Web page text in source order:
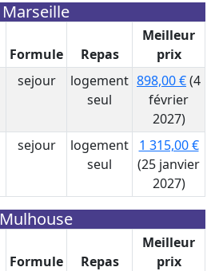
Marseille
Formule Repas
Meilleur
prix
sejour
logement
seul
898,00 €(4
février
2027)
sejour
logement
seul
1 315,00 €
(25 janvier
2027)
Mulhouse
Formule Repas
Meilleur
prix